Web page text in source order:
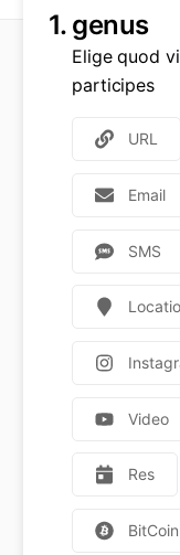
1. genus
Elige quod
participes
URL
Email
SMS
Video
Res
BitCoin